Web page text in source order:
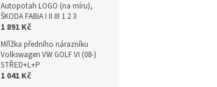
Autopotah LOGO (na míru),
ŠKODA FABIA I II III 1 2 3
1 891 Kč
Mřížka předního nárazníku
Volkswagen VW GOLF VI (08-)
STŘED+L+P
1 041 Kč